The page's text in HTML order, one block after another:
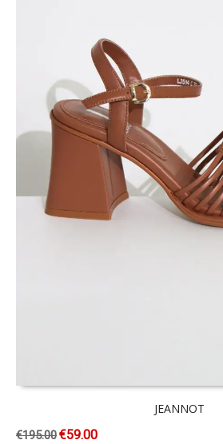
JEANNOT
€195.00€59.00